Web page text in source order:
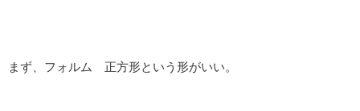
まず、フォルム 正方形という形がいい。